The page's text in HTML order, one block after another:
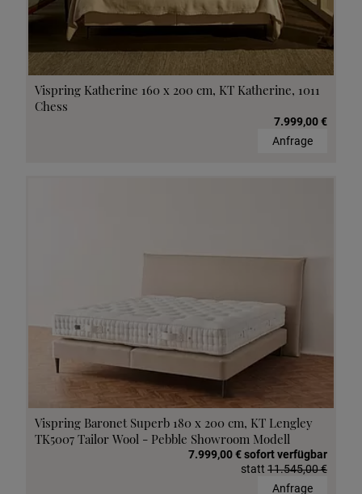
Vispring Katherine 160 x 200 cm, KT Katherine, 1011
Chess
7.999,00 €
Anfrage
Vispring Baronet Superb 180 x 200 cm, KT Lengley
TK5007 Tailor Wool - Pebble Showroom Modell
7.999,00 € sofort verfügbar
statt 11.545,00 €
Anfrage